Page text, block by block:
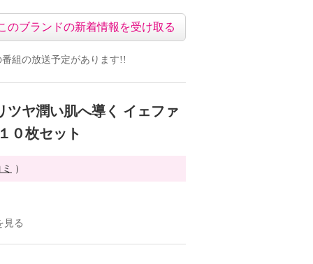
のブランドの新着情報を受け取る
組の放送予定があります!!
ヤ潤い肌へ導く イェファ
０枚セット
）
見る